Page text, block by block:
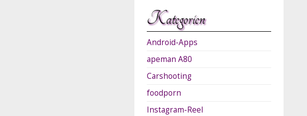
Kategorien
Android-Apps
apeman A80
Carshooting
foodporn
Instagram-Reel